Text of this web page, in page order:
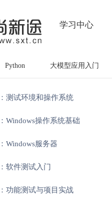
学习中心
Python 大模型应用入门
测试环境和操作系统
Windows操作系统基础
Windows服务器
软件测试入门
功能测试与项目实战